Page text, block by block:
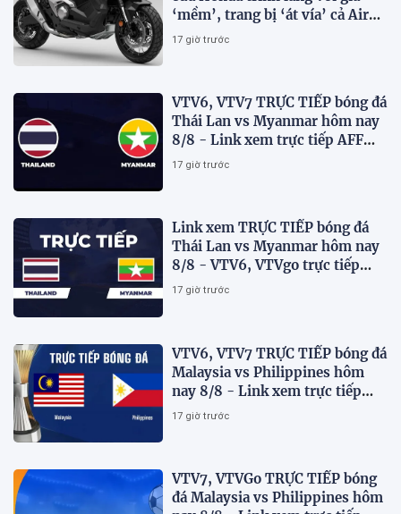
‘mềm’, trang bị ‘át vía’ cả Air
Blade và SH
17 giờ trước
VTV6, VTV7 TRỰC TIẾP bóng đá
Thái Lan vs Myanmar hôm nay
8/8 - Link xem trực tiếp AFF
Cup 2026 mới nhất
17 giờ trước
Link xem TRỰC TIẾP bóng đá
Thái Lan vs Myanmar hôm nay
8/8 - VTV6, VTVgo trực tiếp
AFF Cup 2026
17 giờ trước
VTV6, VTV7 TRỰC TIẾP bóng đá
Malaysia vs Philippines hôm
nay 8/8 - Link xem trực tiếp
AFF Cup 2026 mới nhất
17 giờ trước
VTV7, VTVGo TRỰC TIẾP bóng
đá Malaysia vs Philippines hôm